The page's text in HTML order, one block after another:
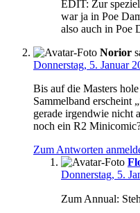
EDIT: Zur
war ja in Poe
also auch in Poe
Norior
Donnerstag, 5. Januar
Bis auf die Masters
Sammelband erscheint
gerade irgendwie nicht
noch ein R2
Zum Antworten
Donnerstag, 5.
Zum Annual: